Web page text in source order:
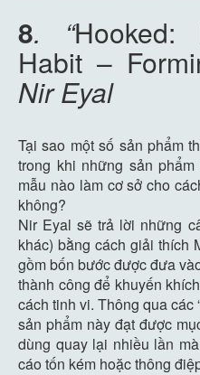
8. “
Habit –
Nir Eyal
Tại sao một số sản phẩm
trong khi những sản
mẫu nào làm cơ sở cho
không?
Nir Eyal sẽ trả lời những
khác) bằng cách giải thích
gồm bốn bước được đưa
thành công để khuyến
cách tinh vi. Thông qua các
sản phẩm này đạt được
dùng quay lại nhiều lần
cáo tốn kém hoặc thông